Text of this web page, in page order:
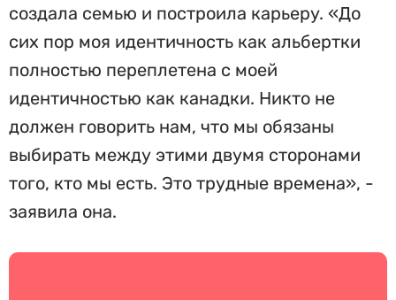
создала семью и построила карьеру. «До
сих пор моя идентичность как альбертки
полностью переплетена с моей
идентичностью как канадки. Никто не
должен говорить нам, что мы обязаны
выбирать между этими двумя сторонами
того, кто мы есть. Это трудные времена», -
заявила она.